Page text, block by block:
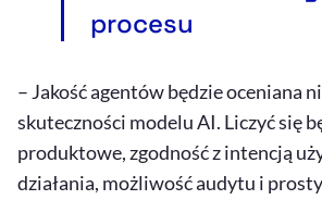
procesu
– Jakość agentów będzie oceniana
skuteczności modeluAI. Liczyć się
produktowe, zgodność z intencją
działania, możliwość audytu i